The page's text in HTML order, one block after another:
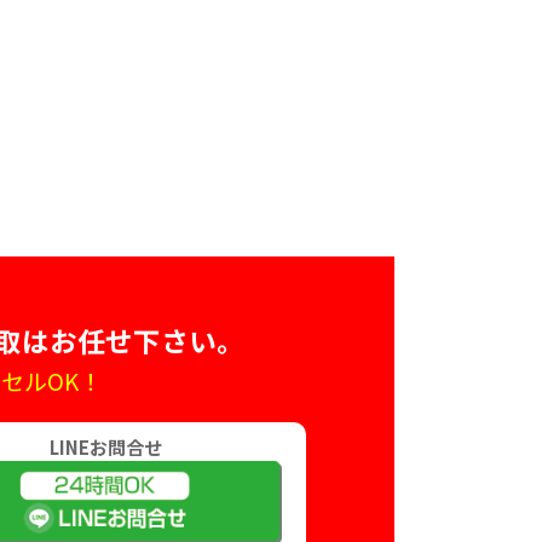
お任せ下さい。
ルOK！
LINEお問合せ